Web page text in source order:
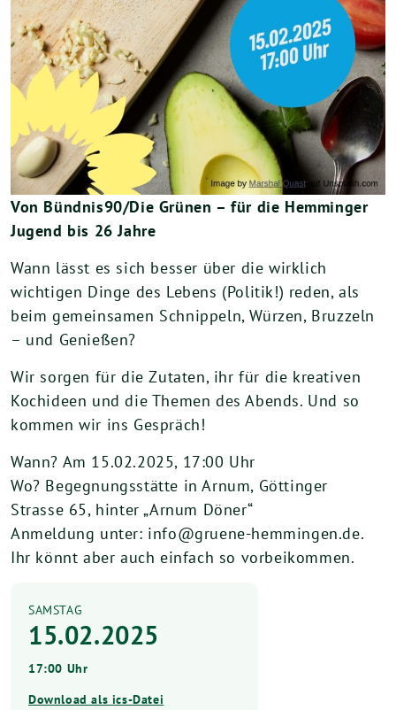
Von Bündnis90/Die Grünen – für die Hemminger
Jugend bis 26 Jahre
Wann lässt es sich besser über die wirklich
wichtigen Dinge des Lebens (Politik!) reden, als
beim gemeinsamen Schnippeln, Würzen, Bruzzeln
– und Genießen?
Wir sorgen für die Zutaten, ihr für die kreativen
Kochideen und die Themen des Abends. Und so
kommen wir ins Gespräch!
Wann? Am 15.02.2025, 17:00 Uhr
Wo? Begegnungsstätte in Arnum, Göttinger
Strasse 65, hinter „Arnum Döner“
Anmeldung unter: info@gruene-hemmingen.de.
Ihr könnt aber auch einfach so vorbeikommen.
SAMSTAG
15.02.2025
17:00 Uhr
Download als ics-Datei